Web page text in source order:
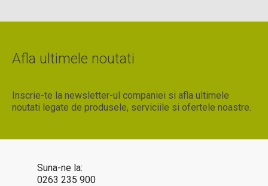
Afla ultimele noutati
Inscrie-te la newsletter-ul companiei si afla ultimele
noutati legate de produsele, serviciile si ofertele noastre.
Suna-ne la:
0263 235 900